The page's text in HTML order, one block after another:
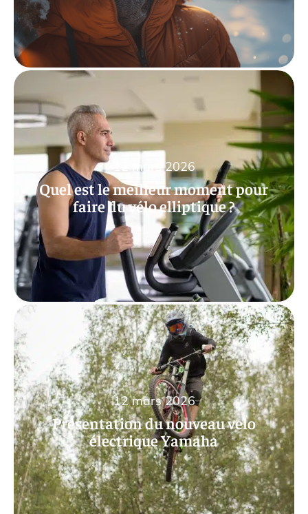
Quel est le meilleur moment pour
faire du vélo elliptique ?
12 mars 2026
Présentation du nouveau velo
électrique Yamaha
12 mars 2026